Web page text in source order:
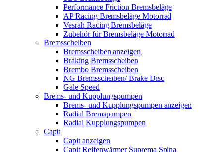
Performance Friction Bremsbeläge
AP Racing Bremsbeläge Motorrad
Vesrah Racing Bremsbeläge
Zubehör für Bremsbeläge Motorrad
Bremsscheiben
Bremsscheiben anzeigen
Braking Bremsscheiben
Brembo Bremsscheiben
NG Bremsscheiben/ Brake Disc
Gale Speed
Brems- und Kupplungspumpen
Brems- und Kupplungspumpen anzeigen
Radial Bremspumpen
Radial Kupplungspumpen
Capit
Capit anzeigen
Capit Reifenwärmer Suprema Spina